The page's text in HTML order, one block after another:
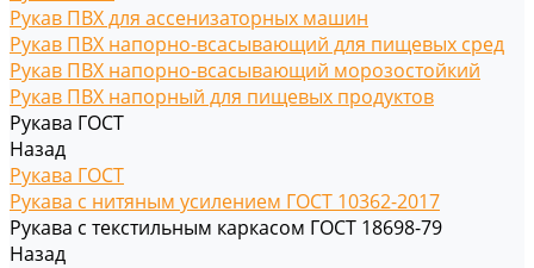
Рукав ПВХ для ассенизаторных машин
Рукав ПВХ напорно-всасывающий для пищевых сред
Рукав ПВХ напорно-всасывающий морозостойкий
Рукав ПВХ напорный для пищевых продуктов
Рукава ГОСТ
Назад
Рукава ГОСТ
Рукава с нитяным усилением ГОСТ 10362-2017
Рукава с текстильным каркасом ГОСТ 18698-79
Назад